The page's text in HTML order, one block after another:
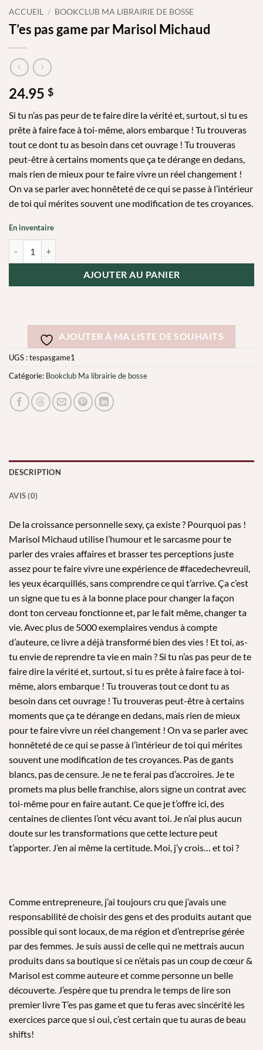
ACCUEIL / BOOKCLUB MA LIBRAIRIE DE BOSSE
T’es pas game par Marisol Michaud
24.95 $
Si tu n’as pas peur de te faire dire la vérité et, surtout, si tu es
prête à faire face à toi-même, alors embarque ! Tu trouveras
tout ce dont tu as besoin dans cet ouvrage ! Tu trouveras
peut-être à certains moments que ça te dérange en dedans,
mais rien de mieux pour te faire vivre un réel changement !
On va se parler avec honnêteté de ce qui se passe à l’intérieur
de toi qui mérites souvent une modification de tes croyances.
En inventaire
AJOUTER AU PANIER
AJOUTER À MA LISTE DE SOUHAITS
UGS :tespasgame1
Catégorie: Bookclub Ma librairie de bosse
DESCRIPTION
AVIS (0)
De la croissance personnelle sexy, ça existe ? Pourquoi pas !
Marisol Michaud utilise l’humour et le sarcasme pour te
parler des vraies affaires et brasser tes perceptions juste
assez pour te faire vivre une expérience de #facedechevreuil,
les yeux écarquillés, sans comprendre ce qui t’arrive. Ça c’est
un signe que tu es à la bonne place pour changer la façon
dont ton cerveau fonctionne et, par le fait même, changer ta
vie. Avec plus de 5000 exemplaires vendus à compte
d’auteure, ce livre a déjà transformé bien des vies ! Et toi, as-
tu envie de reprendre ta vie en main ? Si tu n’as pas peur de te
faire dire la vérité et, surtout, si tu es prête à faire face à toi-
même, alors embarque ! Tu trouveras tout ce dont tu as
besoin dans cet ouvrage ! Tu trouveras peut-être à certains
moments que ça te dérange en dedans, mais rien de mieux
pour te faire vivre un réel changement ! On va se parler avec
honnêteté de ce qui se passe à l’intérieur de toi qui mérites
souvent une modification de tes croyances. Pas de gants
blancs, pas de censure. Je ne te ferai pas d’accroires. Je te
promets ma plus belle franchise, alors signe un contrat avec
toi-même pour en faire autant. Ce que je t’offre ici, des
centaines de clientes l’ont vécu avant toi. Je n’ai plus aucun
doute sur les transformations que cette lecture peut
t’apporter. J’en ai même la certitude. Moi, j’y crois… et toi ?
Comme entrepreneure, j’ai toujours cru que j’avais une
responsabilité de choisir des gens et des produits autant que
possible qui sont locaux, de ma région et d’entreprise gérée
par des femmes. Je suis aussi de celle qui ne mettrais aucun
produits dans sa boutique si ce n’étais pas un coup de cœur &
Marisol est comme auteure et comme personne un belle
découverte. J’espère que tu prendra le temps de lire son
premier livre T’es pas game et que tu feras avec sincérité les
exercices parce que si oui, c’est certain que tu auras de beau
shifts!